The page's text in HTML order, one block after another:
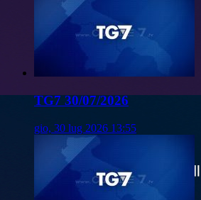
TG7 30/07/2026
gio, 30 lug 2026 13:55